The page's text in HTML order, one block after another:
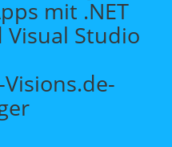
mit .NET
Visual Studio